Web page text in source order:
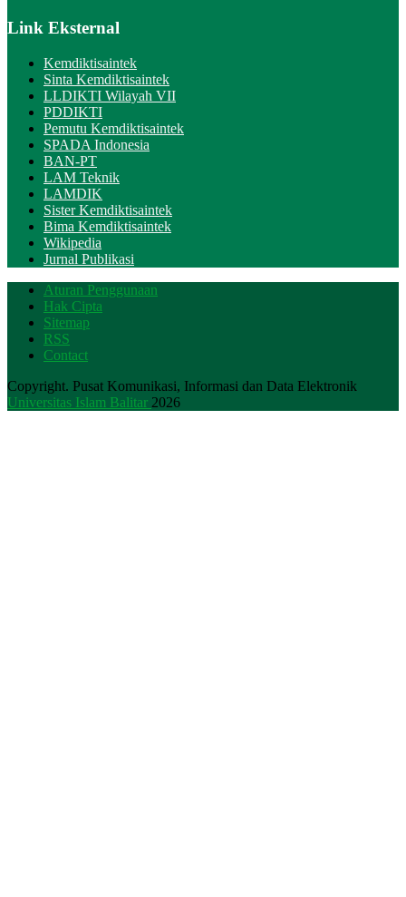
Link Eksternal
Kemdiktisaintek
Sinta Kemdiktisaintek
LLDIKTI Wilayah VII
PDDIKTI
Pemutu Kemdiktisaintek
SPADA Indonesia
BAN-PT
LAM Teknik
LAMDIK
Sister Kemdiktisaintek
Bima Kemdiktisaintek
Wikipedia
Jurnal Publikasi
Aturan Penggunaan
Hak Cipta
Sitemap
RSS
Contact
Copyright. Pusat Komunikasi, Informasi dan Data Elektronik
Universitas Islam Balitar 2026